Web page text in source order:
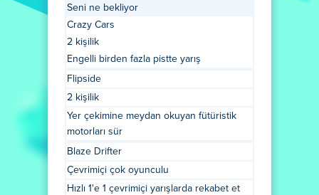
Seni ne bekliyor
Crazy Cars
2 kişilik
Engelli birden fazla pistte yarış
Flipside
2 kişilik
Yer çekimine meydan okuyan fütüristik
motorları sür
Blaze Drifter
Çevrimiçi çok oyunculu
Hızlı 1'e 1 çevrimiçi yarışlarda rekabet et